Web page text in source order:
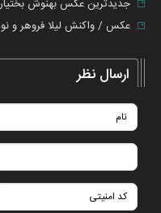
جدیدترین عکس بهنوش بختیاری
عکس / واکنش لیلا فروهر و
ارسال نظر